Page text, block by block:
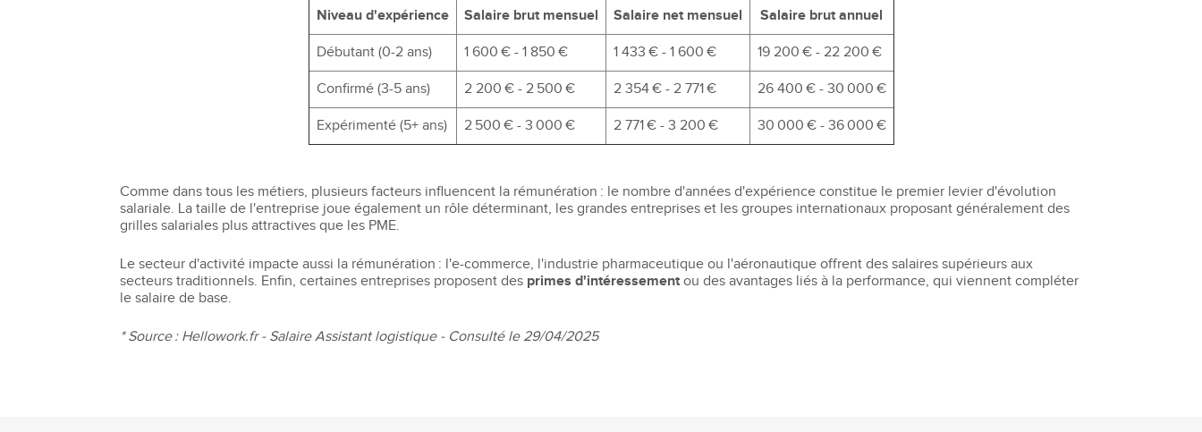
Niveau d'expérience Salaire brut mensuel Salaire net mensuel Salaire brut annuel
Débutant (0-2 ans) 1 600 € - 1 850 € 1 433 € - 1 600 € 19 200 € - 22 200 €
Confirmé (3-5 ans) 2 200 € - 2 500 € 2 354 € - 2 771 € 26 400 € - 30 000 €
Expérimenté (5+ ans) 2 500 € - 3 000 € 2 771 € - 3 200 € 30 000 € - 36 000 €
Comme dans tous les métiers, plusieurs facteurs influencent la rémunération : le nombre d'années d'expérience constitue le premier levier d'évolution
salariale. La taille de l'entreprise joue également un rôle déterminant, les grandes entreprises et les groupes internationaux proposant généralement des
grilles salariales plus attractives que les PME.
Le secteur d'activité impacte aussi la rémunération : l'e-commerce, l'industrie pharmaceutique ou l'aéronautique offrent des salaires supérieurs aux
secteurs traditionnels. Enfin, certaines entreprises proposent des primes d'intéressement ou des avantages liés à la performance, qui viennent compléter
le salaire de base.
* Source : Hellowork.fr - Salaire Assistant logistique - Consulté le 29/04/2025